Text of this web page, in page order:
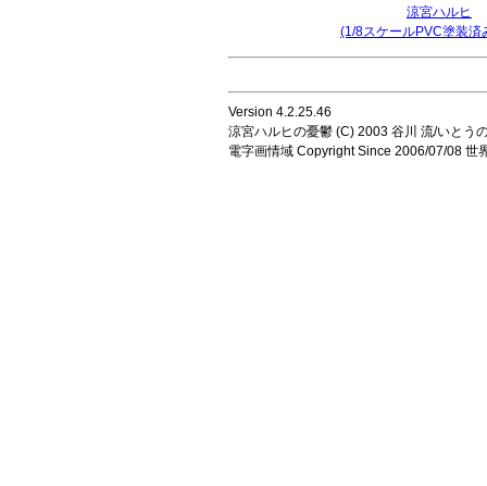
涼宮ハルヒ
(1/8スケールPVC塗装済
Version 4.2.25.46
涼宮ハルヒの憂鬱 (C) 2003 谷川 流/いとう
電字画情域 Copyright Since 2006/07/08 世